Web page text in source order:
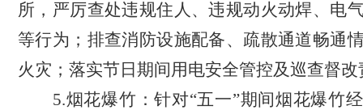
所，严厉查处违规住人、违规动火动焊、电
等行为；排查消防设施配备、疏散通道畅通
火灾；落实节日期间用电安全管控及巡查督改
5.烟花爆竹：针对“五一”期间烟花爆竹